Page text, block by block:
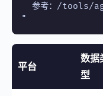
参考：/tools/
"
平台
数据
型